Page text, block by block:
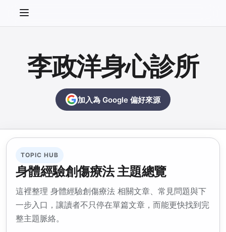
李政洋身心診所
加入為 Google 偏好來源
TOPIC HUB
身體經驗創傷療法 主題總覽
這裡整理 身體經驗創傷療法 相關文章、常見問題與下
一步入口，讓讀者不只停在單篇文章，而能更快找到完
整主題脈絡。